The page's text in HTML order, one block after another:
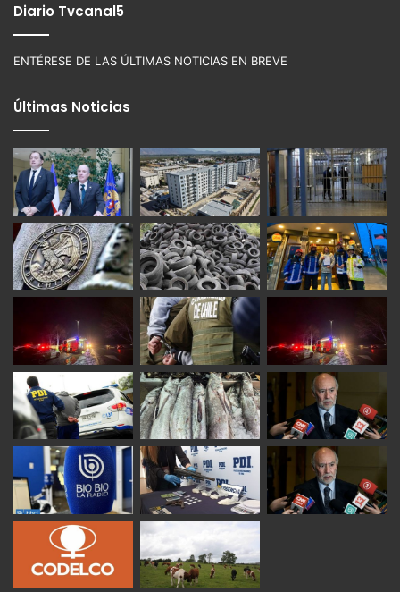
Diario Tvcanal5
ENTÉRESE DE LAS ÚLTIMAS NOTICIAS EN BREVE
Últimas Noticias